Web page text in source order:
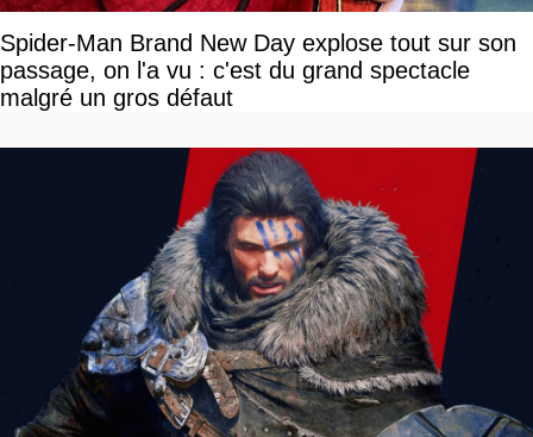
Spider-Man Brand New Day explose tout sur son
passage, on l'a vu : c'est du grand spectacle
malgré un gros défaut